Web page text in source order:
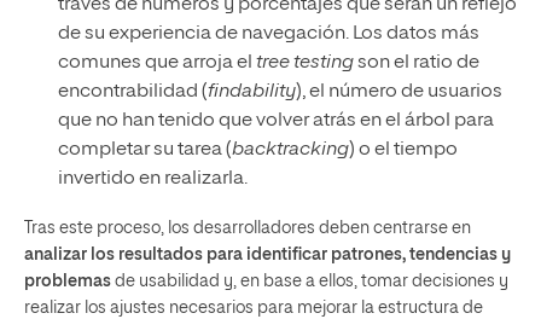
través de números y porcentajes que serán un reflejo
de su experiencia de navegación. Los datos más
comunes que arroja el tree testingson el ratio de
encontrabilidad (findability), el número de usuarios
que no han tenido que volver atrás en el árbol para
completar su tarea (backtracking) o el tiempo
invertido en realizarla.
Tras este proceso, los desarrolladores deben centrarse en
analizar los resultados para identificar patrones, tendencias y
problemas de usabilidad y, en base a ellos, tomar decisiones y
realizar los ajustes necesarios para mejorar la estructura de